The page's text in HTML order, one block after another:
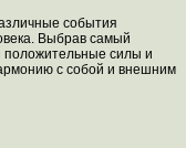
события
Выбрав самый
положительные силы и
с собой и внешним